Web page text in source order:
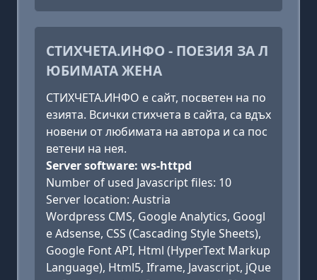
СТИХЧЕТА.ИНФО - ПОЕЗИЯ ЗА Л
ЮБИМАТА ЖЕНА
СТИХЧЕТА.ИНФО е сайт, посветен на по
езията. Всички стихчета в сайта, са вдъх
новени от любимата на автора и са пос
ветени на нея.
Server software: ws-httpd
Number of used Javascript files: 10
Server location: Austria
Wordpress CMS, Google Analytics, Googl
e Adsense, CSS (Cascading Style Sheets),
Google Font API, Html (HyperText Markup
Language), Html5, Iframe, Javascript, jQue